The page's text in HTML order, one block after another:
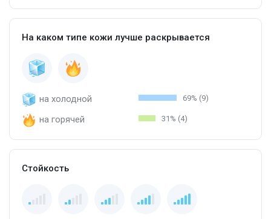
На каком типе кожи лучше раскрывается
на холодной 69% (9)
на горячей 31% (4)
Стойкость